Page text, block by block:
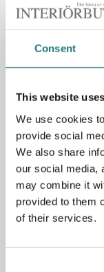
Consent
This website
We use cookies
provide social
We also share
our social media,
may combine it
provided to them
of their services.
Sittdyna Wire
Wire, formgiven
Finns i fler färger
Artikelnummer